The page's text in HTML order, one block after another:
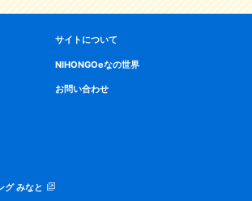
グ みなと
サイトについて
NIHONGOeなの世界
お問い合わせ